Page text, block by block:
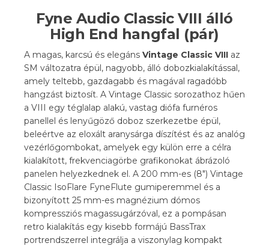
Fyne Audio Classic VIII álló
High End hangfal (pár)
A magas, karcsú és elegáns Vintage Classic VIII az
SM változatra épül, nagyobb, álló dobozkialakítással,
amely teltebb, gazdagabb és magával ragadóbb
hangzást biztosít. A Vintage Classic sorozathoz hűen
a VIII egy téglalap alakú, vastag diófa furnéros
panellel és lenyűgöző doboz szerkezetbe épül,
beleértve az eloxált aranysárga díszítést és az analóg
vezérlőgombokat, amelyek egy külön erre a célra
kialakított, frekvenciagörbe grafikonokat ábrázoló
panelen helyezkednek el. A 200 mm-es (8″) Vintage
Classic IsoFlare FyneFlute gumiperemmel és a
bizonyított 25 mm-es magnézium dómos
kompressziós magassugárzóval, ez a pompásan
retro kialakítás egy kisebb formájú BassTrax
portrendszerrel integrálja a viszonylag kompakt